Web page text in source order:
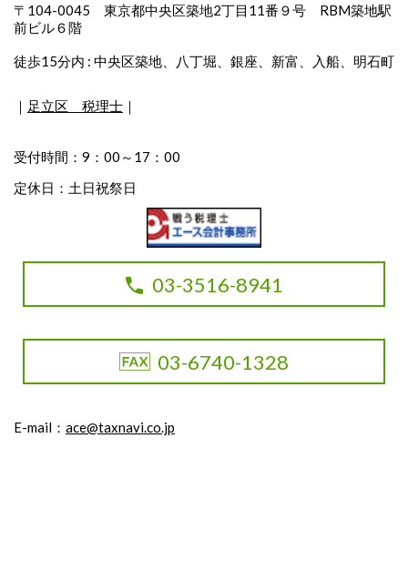
〒104-0045 東京都中央区築地2丁目11番９号 RBM築地駅
前ビル６階
徒歩15分内 : 中央区築地、八丁堀、銀座、新富、入船、明石町
｜ 足立区 税理士 ｜
受付時間：9：00～17：00
定休日：土日祝祭日
03-3516-8941
03-6740-1328
E-mail： ace@taxnavi.co.jp